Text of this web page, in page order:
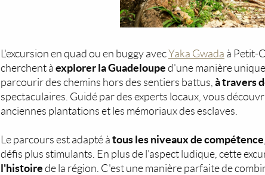
L'excursion en quad ou en buggy avecYaka Gwada à Petit-
cherchent à explorer la Guadeloupe d'une manière
parcourir des chemins hors des sentiers battus, à travers
spectaculaires. Guidé par des experts locaux, vous
anciennes plantations et les mémoriaux des esclaves.
Le parcours est adapté à tous les niveaux de compétence
défis plus stimulants. En plus de l'aspect ludique, cette
l'histoire de la région. C'est une manière parfaite de